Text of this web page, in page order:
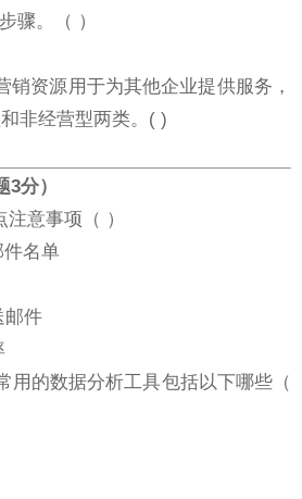
骤。（ ）
销资源用于为其他企业提供服务，
非经营型两类。( )
分）
意事项（ ）
名单
邮件
用的数据分析工具包括以下哪些（